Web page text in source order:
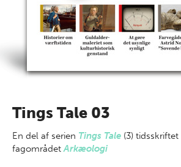
Tings Tale 03
En del af serien Tings Tale (3) tidsskriftet
fagområdetArkæologi